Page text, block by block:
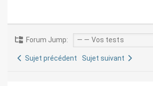
Forum Jump:
Sujet précédent Sujet suivant